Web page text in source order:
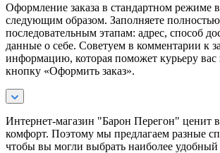
Оформление заказа в стандартном режиме
следующим образом. Заполняете
последовательным этапам: адрес, способ
данные о себе. Советуем в комментарии к
информацию, которая поможет курьеру
кнопку «Оформить заказ».
Интернет-магазин "Барон Перегон" ценит
комфорт. Поэтому мы предлагаем разные
чтобы вы могли выбрать наиболее удобный